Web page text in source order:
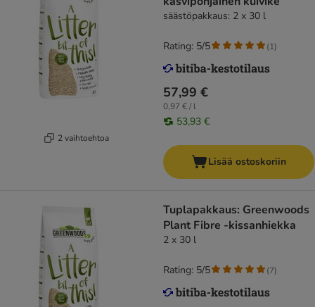
2 vaihtoehtoa
säästöpakkaus: 2 x 30 l
57,99 €
0,97 € / l
53,93 €
Rating: 5/5 (1)
Lisää ostoskoriin
Tuplapakkaus: Greenwoods
Plant Fibre -kissanhiekka
2 x 30 l
Rating: 5/5 (7)